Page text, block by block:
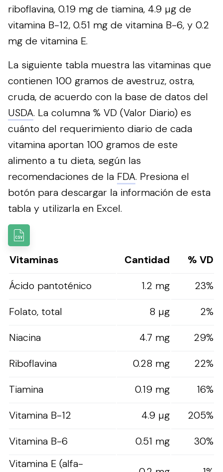
riboflavina, 0.19 mg de tiamina, 4.9 µg de
vitamina B-12, 0.51 mg de vitamina B-6, y 0.2
mg de vitamina E.
La siguiente tabla muestra las vitaminas que
contienen 100 gramos de avestruz, ostra,
cruda, de acuerdo con la base de datos del
USDA. La columna % VD (Valor Diario) es
cuánto del requerimiento diario de cada
vitamina aportan 100 gramos de este
alimento a tu dieta, según las
recomendaciones de la FDA. Presiona el
botón para descargar la información de esta
tabla y utilizarla en Excel.
Vitaminas Cantidad
% VD
Ácido pantoténico
1.2 mg
23%
Folato, total
8 µg
2%
Niacina
4.7 mg
29%
Riboflavina
0.28 mg
22%
Tiamina
0.19 mg
16%
Vitamina B-12
4.9 µg
205%
Vitamina B-6
0.51 mg
30%
Vitamina E (alfa-